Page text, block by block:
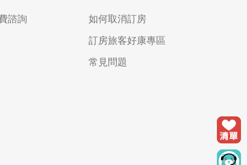
諮詢 如何取消訂房
訂房旅客好康專區
常見問題